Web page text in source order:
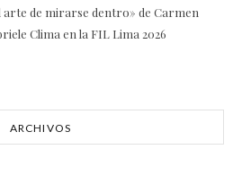
arte de mirarse dentro» de Carmen
Clima en la FIL Lima 2026
ARCHIVOS